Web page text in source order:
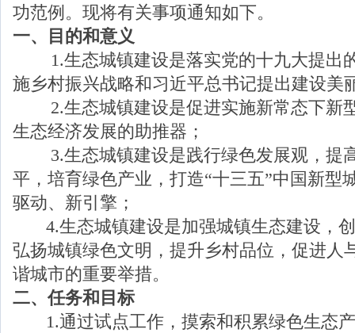
功范例。现将有关事项通知如下。
一、目的和意义
1.生态城镇建设是落实党的十九大提出
施乡村振兴战略和习近平总书记提出建设美
2.生态城镇建设是促进实施新常态下新
生态经济发展的助推器；
3.生态城镇建设是践行绿色发展观，提
平，培育绿色产业，打造“十三五”中国 新型
驱动、新引擎；
4.生态城镇建设是加强城镇生态建设，
弘扬城镇绿色文明，提升乡村品位，促进人
谐城市的重要举措。
二、任务和目标
1.通过试点工作，摸索和积累绿色生态